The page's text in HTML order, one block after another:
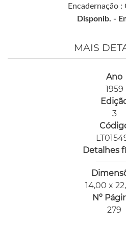
Encadernação :
Disponib. -
MAIS
Ano
1959
3
Detalhes
14,00 x
Nº
279